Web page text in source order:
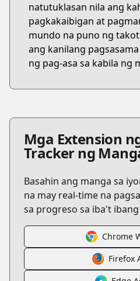
natutuklasan nila ang
pagkakaibigan at
mundo na puno ng
ang kanilang
ng pag-asa sa kabila ng
Mga Extension
Tracker ng
Basahin ang manga sa
na may real-time na
sa progreso sa iba't
Chrome
Firefox